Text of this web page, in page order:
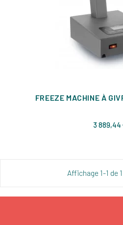
FREEZE MACHINE À
3 889,44
Affichage 1-1 de